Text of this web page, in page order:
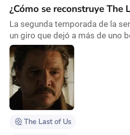
¿Cómo se reconstruye The
La segunda temporada de la
un giro que dejó a más de uno
se esperaban lo que iba a
videojuego original en el que
e igualmente generó alto
nos haremos en este artículo es
narración para ordenar su
de semejante pérdida. Atención,
The Last of Us